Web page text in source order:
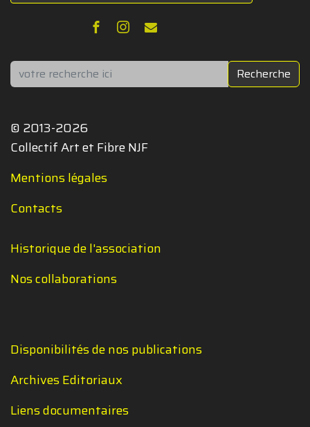
Rechercher Recherche
© 2013-2026
Collectif Art et Fibre NJF
Mentions légales
Contacts
Historique de l'association
Nos collaborations
Disponibilités de nos publications
Archives Editoriaux
Liens documentaires